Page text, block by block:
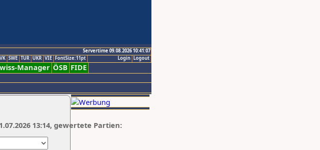
Servertime 09.08.2026 10:41:07
Logout
Login
SWE TUR UKR VIE FontSize:11pt
Manager ÖSB FIDE
13:14, gewertete Partien: